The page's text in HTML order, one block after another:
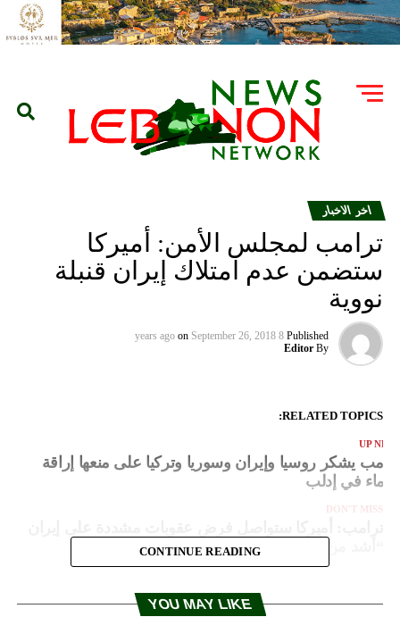
اخر الاخبار
ترامب لمجلس الأمن: أميركا
ستضمن عدم امتلاك إيران قنبلة
نووية
Published
8 years ago
on September 26, 2018
By
Editor
RELATED TOPICS:
UP
يشكر روسيا وإيران وسوريا وتركيا على منعها إراقة
في إدلب
DON'T MISS
“أشد من أي وقت مضى”CONTINUE READING
YOU MAY LIKE